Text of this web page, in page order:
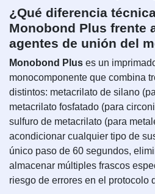
¿Qué diferencia
Monobond Plus frente
agentes de unión del
Monobond Plus es un
monocomponente que combina
distintos: metacrilato de silano
metacrilato fosfatado (para
sulfuro de metacrilato (para
acondicionar cualquier tipo de
único paso de 60 segundos,
almacenar múltiples frascos
riesgo de errores en el protocolo